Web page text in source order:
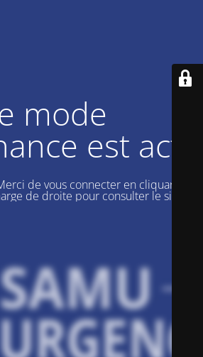
mode
est actif
de vous connecter en cliquant sur
de droite pour consulter le site.